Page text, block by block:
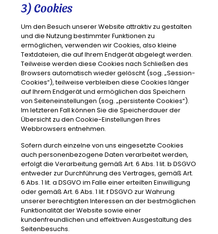
3) Cookies
Um den Besuch unserer Website attraktiv zu gestalten
und die Nutzung bestimmter Funktionen zu
ermöglichen, verwenden wir Cookies, also kleine
Textdateien, die auf Ihrem Endgerät abgelegt werden.
Teilweise werden diese Cookies nach Schließen des
Browsers automatisch wieder gelöscht (sog. „Session-
Cookies“), teilweise verbleiben diese Cookies länger
auf Ihrem Endgerät und ermöglichen das Speichern
von Seiteneinstellungen (sog. „persistente Cookies“).
Im letzteren Fall können Sie die Speicherdauer der
Übersicht zu den Cookie-Einstellungen Ihres
Webbrowsers entnehmen.
Sofern durch einzelne von uns eingesetzte Cookies
auch personenbezogene Daten verarbeitet werden,
erfolgt die Verarbeitung gemäß Art. 6 Abs. 1 lit. b DSGVO
entweder zur Durchführung des Vertrages, gemäß Art.
6 Abs. 1 lit. a DSGVO im Falle einer erteilten Einwilligung
oder gemäß Art. 6 Abs. 1 lit. f DSGVO zur Wahrung
unserer berechtigten Interessen an der bestmöglichen
Funktionalität der Website sowie einer
kundenfreundlichen und effektiven Ausgestaltung des
Seitenbesuchs.